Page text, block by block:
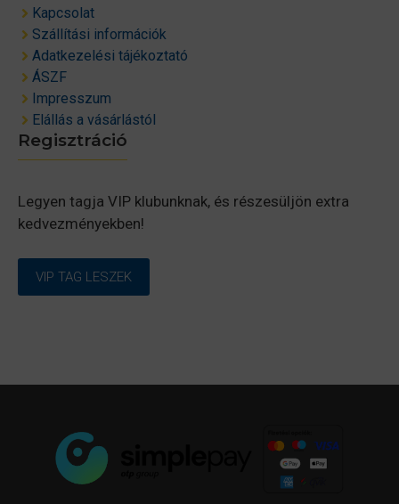
Kapcsolat
Szállítási információk
Adatkezelési tájékoztató
ÁSZF
Impresszum
Elállás a vásárlástól
Regisztráció
Legyen tagja VIP klubunknak, és részesüljön extra
kedvezményekben!
VIP TAG LESZEK